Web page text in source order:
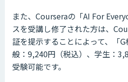
また、Courseraの「AI For
スを受講し修了された方は、
証を提示することによって、「
般：9,240円（税込）、学生：
受験可能です。